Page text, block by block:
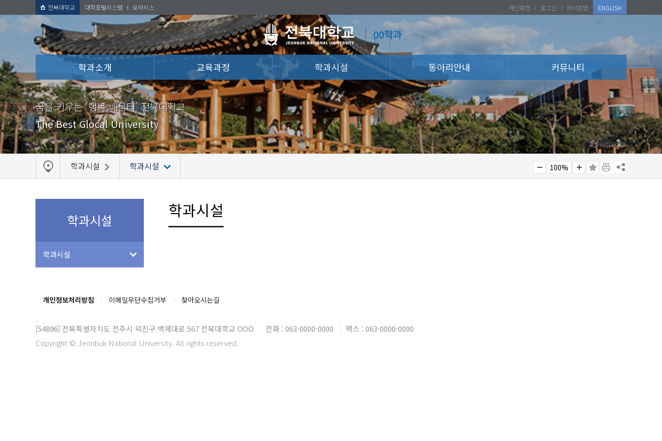
전북대학교 대학포털시스템 오아시스
00학과
메인화면 로그인 사이트맵 ENGLISH
학과소개 교육과정 학과시설 동아리안내 커뮤니티
꿈을 키우는 '행복 배움터' 전북대학교
The Best Glocal University
학과시설 학과시설 100%
학과시설
학과시설
학과시설
개인정보처리방침 이메일무단수집거부 찾아오시는길
[54896] 전북특별자치도 전주시 덕진구 백제대로 567 전북대학교 OOO 전화 : 063-0000-0000
팩스 : 063-0000-0000
Copyright © Jeonbuk National University. All rights reserved.